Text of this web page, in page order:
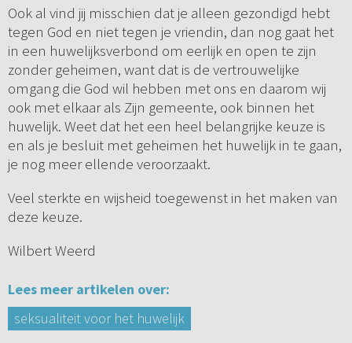
Ook al vind jij misschien dat je alleen gezondigd hebt
tegen God en niet tegen je vriendin, dan nog gaat het
in een huwelijksverbond om eerlijk en open te zijn
zonder geheimen, want dat is de vertrouwelijke
omgang die God wil hebben met ons en daarom wij
ook met elkaar als Zijn gemeente, ook binnen het
huwelijk. Weet dat het een heel belangrijke keuze is
en als je besluit met geheimen het huwelijk in te gaan,
je nog meer ellende veroorzaakt.
Veel sterkte en wijsheid toegewenst in het maken van
deze keuze.
Wilbert Weerd
Lees meer artikelen over:
seksualiteit voor het huwelijk